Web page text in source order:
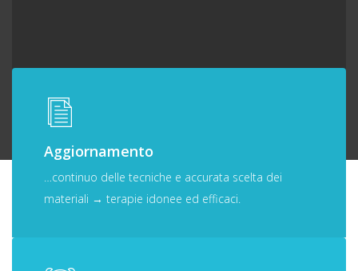
Aggiornamento
…continuo delle tecniche e accurata scelta dei
materiali → terapie idonee ed efficaci.